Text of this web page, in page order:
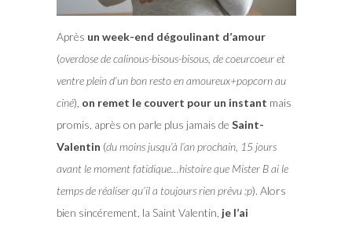
Après un week-end dégoulinant d’amour
(overdose de calinous-bisous-bisous, de coeurcoeur et
ventre plein d’un bon resto en amoureux+popcorn au
ciné), on remet le couvert pour un instant mais
promis, après on parle plus jamais de Saint-
Valentin (du moins jusqu’à l’an prochain, 15 jours
avant le moment fatidique…histoire que Mister B ai le
temps de réaliser qu’il a toujours rien prévu :p). Alors
bien sincérement, la Saint Valentin, je l’ai